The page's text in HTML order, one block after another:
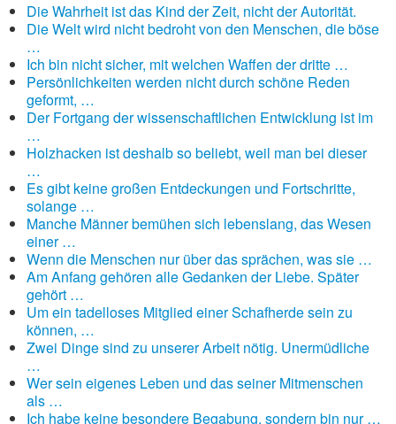
Die Wahrheit ist das Kind der Zeit, nicht der Autorität.
Die Welt wird nicht bedroht von den Menschen, die böse
…
Ich bin nicht sicher, mit welchen Waffen der dritte …
Persönlichkeiten werden nicht durch schöne Reden
geformt, …
Der Fortgang der wissenschaftlichen Entwicklung ist im
…
Holzhacken ist deshalb so beliebt, weil man bei dieser
…
Es gibt keine großen Entdeckungen und Fortschritte,
solange …
Manche Männer bemühen sich lebenslang, das Wesen
einer …
Wenn die Menschen nur über das sprächen, was sie …
Am Anfang gehören alle Gedanken der Liebe. Später
gehört …
Um ein tadelloses Mitglied einer Schafherde sein zu
können, …
Zwei Dinge sind zu unserer Arbeit nötig. Unermüdliche
…
Wer sein eigenes Leben und das seiner Mitmenschen
als …
Ich habe keine besondere Begabung, sondern bin nur …